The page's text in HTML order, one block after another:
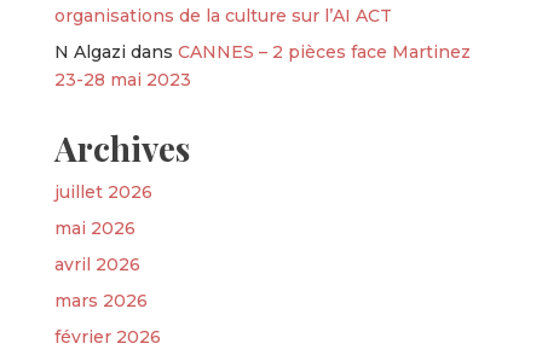
organisations de la culture sur l’AI ACT
N Algazi dans CANNES – 2 pièces face Martinez
23-28 mai 2023
Archives
juillet 2026
mai 2026
avril 2026
mars 2026
février 2026